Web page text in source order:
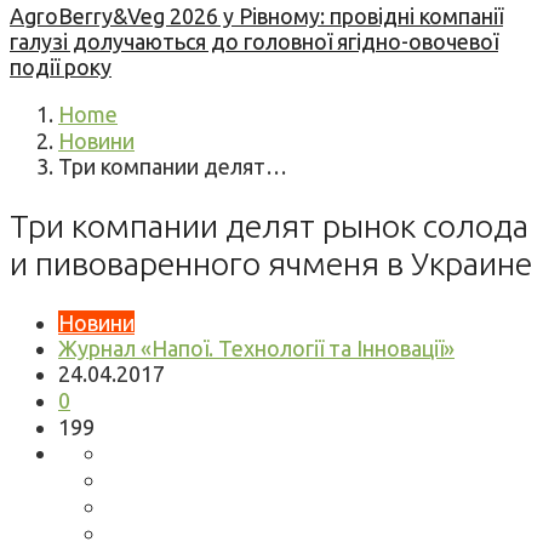
AgroBerry&Veg 2026 у Рівному: провідні компанії
галузі долучаються до головної ягідно-овочевої
події року
Home
Новини
Три компании делят…
Три компании делят рынок солода
и пивоваренного ячменя в Украине
Новини
Журнал «Напої. Технології та Інновації»
24.04.2017
0
199